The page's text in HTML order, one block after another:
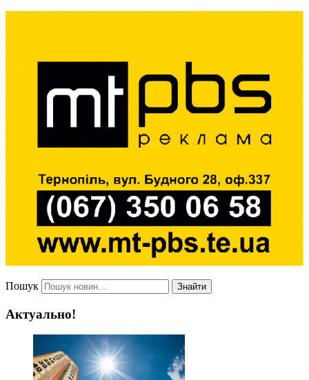
Пошук Знайти
Актуально!